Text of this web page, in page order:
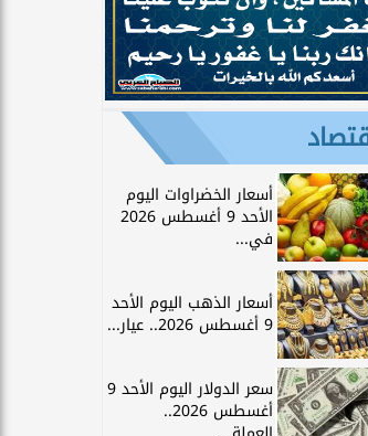
أسعار الخضراوات اليوم
الأحد 9 أغسطس 2026
في...
أسعار الذهب اليوم الأحد
9 أغسطس 2026.. عيار...
سعر الدولار اليوم الأحد 9
أغسطس 2026..